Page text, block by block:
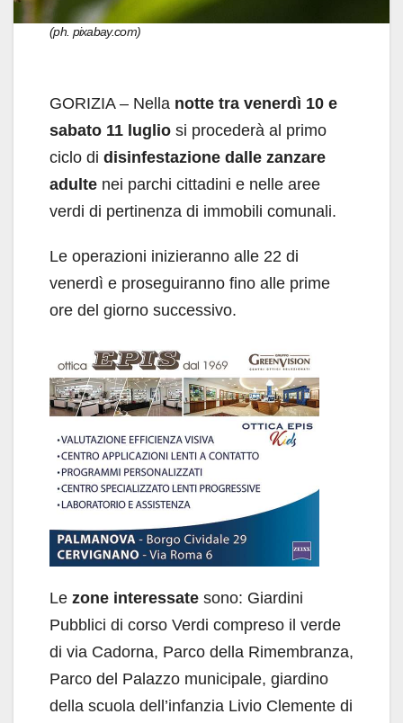
(ph. pixabay.com)
GORIZIA – Nella notte tra venerdì 10 e
sabato 11 luglio si procederà al primo
ciclo di disinfestazione dalle zanzare
adulte nei parchi cittadini e nelle aree
verdi di pertinenza di immobili comunali.
Le operazioni inizieranno alle 22 di
venerdì e proseguiranno fino alle prime
ore del giorno successivo.
Le zone interessate sono: Giardini
Pubblici di corso Verdi compreso il verde
di via Cadorna, Parco della Rimembranza,
Parco del Palazzo municipale, giardino
della scuola dell’infanzia Livio Clemente di